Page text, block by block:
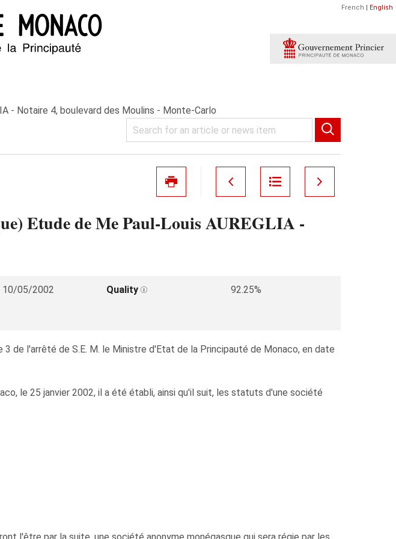
French | English
- Notaire 4, boulevard des Moulins - Monte-Carlo
Etude de Me Paul-Louis AUREGLIA -
10/05/2002 Quality
92.25%
de l'arrêté de S.E. M. le Ministre d'Etat de la Principauté de Monaco, en date
le 25 janvier 2002, il a été établi, ainsi qu'il suit, les statuts d'une société